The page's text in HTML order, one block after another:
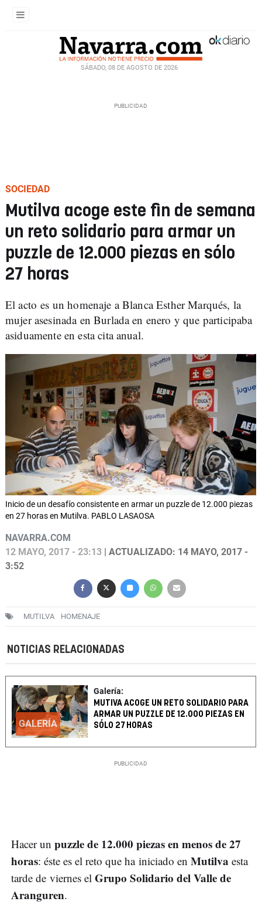
SÁBADO, 08 DE AGOSTO DE 2026
SOCIEDAD
Mutilva acoge este fin de semana
un reto solidario para armar un
puzzle de 12.000 piezas en sólo
27 horas
El acto es un homenaje a Blanca Esther Marqués, la
mujer asesinada en Burlada en enero y que participaba
asiduamente en esta cita anual.
Inicio de un desafío consistente en armar un puzzle de 12.000 piezas
en 27 horas en Mutilva. PABLO LASAOSA
NAVARRA.COM
12 MAYO, 2017 - 23:13 | ACTUALIZADO: 14 MAYO, 2017 -
3:52
MUTILVA HOMENAJE
NOTICIAS RELACIONADAS
GALERÍA
Galería:
MUTIVA ACOGE UN RETO SOLIDARIO PARA
ARMAR UN PUZZLE DE 12.000 PIEZAS EN
SÓLO 27 HORAS
Hacer un puzzle de 12.000 piezas en menos de 27
horas: éste es el reto que ha iniciado en Mutilva esta
tarde de viernes el Grupo Solidario del Valle de
Aranguren.